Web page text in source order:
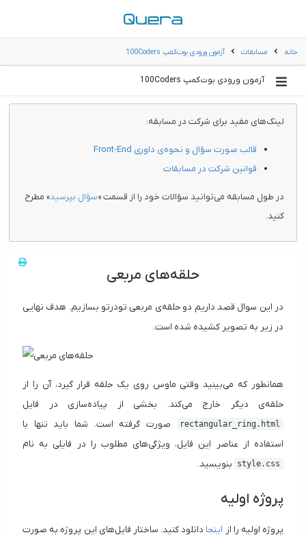
خانه مسابقات آزمون ورودی بوت‌کمپ 100Coders
آزمون ورودی بوت‌کمپ 100Coders
لینک‌های مفید برای شرکت در مسابقه:
قالب صورت سؤال و نحوه‌ی داوری Front-End
قوانین شرکت در مسابقات
در طول مسابقه می‌توانید سؤالات خود را از قسمت «سؤال بپرسید» مطرح
کنید.
حلقه‌های مربعی
در این سوال قصد داریم دو حلقه‌ی مربعی تودرتو بسازیم. هدف نهایی
در زیر به تصویر کشیده شده‌ است.
همانطور که می‌بینید وقتی ماوس روی یک حلقه قرار گیرد، آن را از
حلقه‌ی دیگر خارج می‌کند. بخشی از پیاده‌سازی در فایل
rectangular_ring.html
صورت گرفته است. شما باید تنها با
استفاده از عناصر این فایل، ویژگی‌های مطلوب را در فایلی به نام
style.css بنویسید.
پروژه اولیه
پروژه اولیه را از اینجا دانلود کنید. ساختار فایل‌های این پروژه به صورت